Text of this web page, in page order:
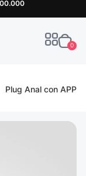
0
Plug Anal con APP